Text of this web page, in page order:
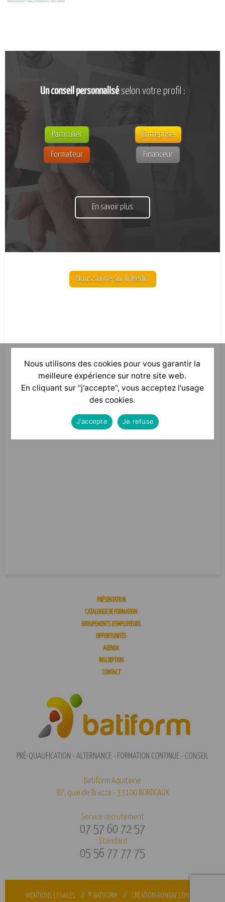
INSCRIPTIONS
Un conseil personnaliséselon votre profil :
Particulier Entreprise
Formateur Financeur
En savoir plus
Nous suivre sur linkedin
PRÉSENTATION
CATALOGUE DE FORMATION
GROUPEMENTS D’EMPLOYEURS
OPPORTUNITÉS
AGENDA
INSCRIPTION
CONTACT
PRÉ-QUALIFICATION - ALTERNANCE - FORMATION CONTINUE - CONSEIL
Batiform Aquitaine
87, quai de Brazza - 33100 BORDEAUX
Service recrutement
07 57 60 72 57
Standard
05 56 77 77 75
MENTIONS LÉGALES// © BATIFORM // CRÉATION BONBAY CONSEIL
Nous utilisons des cookies pour vous garantir la
meilleure expérience sur notre site web.
En cliquant sur "j'accepte", vous acceptez l'usage
des cookies.
J'accepte Je refuse